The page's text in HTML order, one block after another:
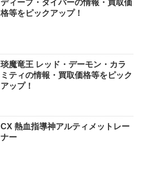
ディープ・ダイバーの情報・買取価
格等をピックアップ！
琰魔竜王 レッド・デーモン・カラ
ミティの情報・買取価格等をピック
アップ！
CX 熱血指導神アルティメットレー
ナー